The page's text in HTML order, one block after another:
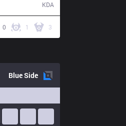
KDA
0 1 3
BlueSide